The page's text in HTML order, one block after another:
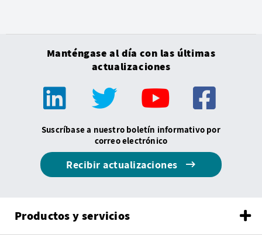
Manténgase al día con las últimas
actualizaciones
Suscríbase a nuestro boletín informativo por
correo electrónico
Recibir actualizaciones
Productos y servicios